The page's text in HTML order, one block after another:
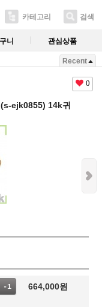
카테고리 검색
니 관심상품
Recent
0
ejk0855) 14k귀
-1 664,000원